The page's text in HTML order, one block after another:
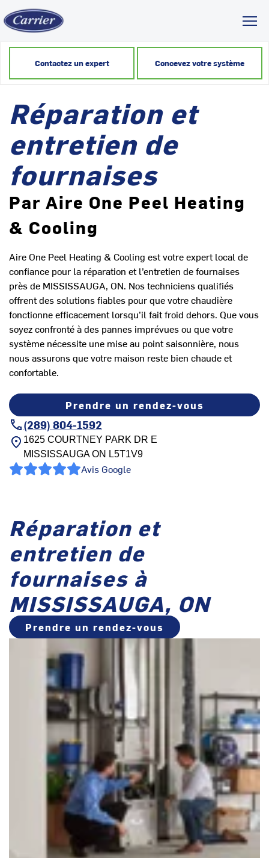
Contactez un expert Concevez votre système
Réparation et
entretien de
fournaises
Par Aire One Peel Heating
& Cooling
Aire One Peel Heating & Cooling est votre expert local de
confiance pour la réparation et l’entretien de fournaises
près de MISSISSAUGA, ON. Nos techniciens qualifiés
offrent des solutions fiables pour que votre chaudière
fonctionne efficacement lorsqu’il fait froid dehors. Que vous
soyez confronté à des pannes imprévues ou que votre
système nécessite une mise au point saisonnière, nous
nous assurons que votre maison reste bien chaude et
confortable.
Prendre un rendez-vous
(289) 804-1592
1625 COURTNEY PARK DR E
MISSISSAUGA ON L5T1V9
Avis Google
Réparation et
entretien de
fournaises à
MISSISSAUGA, ON
Prendre un rendez-vous